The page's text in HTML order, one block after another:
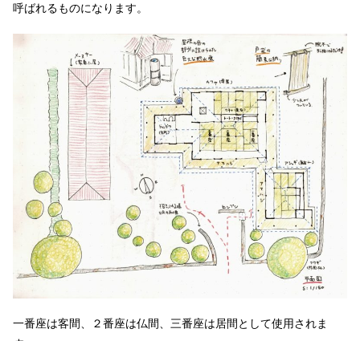
呼ばれるものになります。
一番座は客間、２番座は仏間、三番座は居間として使用されま